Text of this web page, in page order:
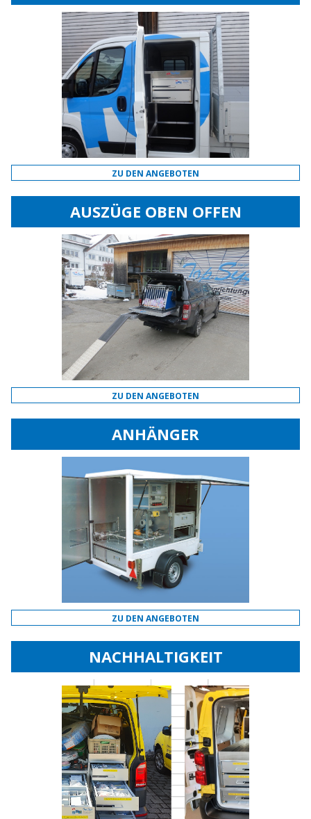
ZU DEN ANGEBOTEN
AUSZÜGE OBEN OFFEN
ZU DEN ANGEBOTEN
ANHÄNGER
ZU DEN ANGEBOTEN
NACHHALTIGKEIT